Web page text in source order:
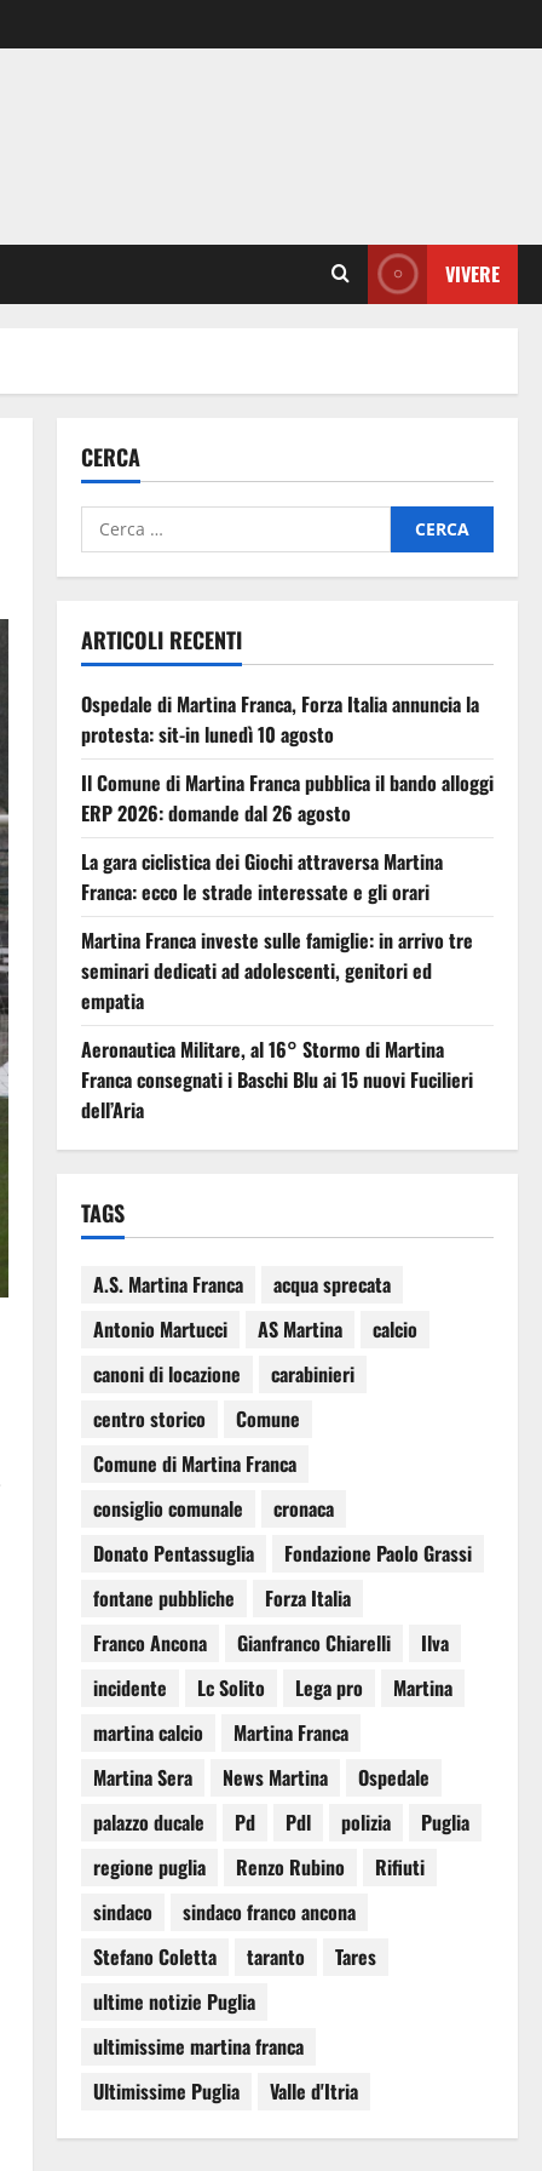
VIVERE
CERCA
ARTICOLI RECENTI
Ospedale di Martina Franca, Forza Italia annuncia la
protesta: sit-in lunedì 10 agosto
Il Comune di Martina Franca pubblica il bando alloggi
ERP 2026: domande dal 26 agosto
La gara ciclistica dei Giochi attraversa Martina
Franca: ecco le strade interessate e gli orari
Martina Franca investe sulle famiglie: in arrivo tre
seminari dedicati ad adolescenti, genitori ed
empatia
Aeronautica Militare, al 16° Stormo di Martina
Franca consegnati i Baschi Blu ai 15 nuovi Fucilieri
dell’Aria
TAGS
A.S. Martina Franca
acqua sprecata
Antonio Martucci
AS Martina
calcio
canoni di locazione
carabinieri
centro storico
Comune
Comune di Martina Franca
consiglio comunale
cronaca
Donato Pentassuglia
Fondazione Paolo Grassi
fontane pubbliche
Forza Italia
Franco Ancona
Gianfranco Chiarelli
Ilva
incidente
Lc Solito Lega pro
Martina
martina calcio
Martina Franca
Martina Sera
News Martina
Ospedale
palazzo ducale
Pd Pdl polizia
Puglia
regione puglia
Renzo Rubino
Rifiuti
sindaco
sindaco franco ancona
Stefano Coletta
taranto
Tares
ultime notizie Puglia
ultimissime martina franca
Ultimissime Puglia
Valle d'Itria